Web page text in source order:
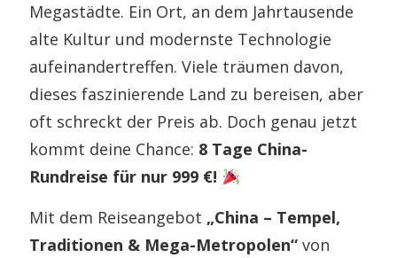
Megastädte. Ein Ort, an dem Jahrtausende
alte Kultur und modernste Technologie
aufeinandertreffen. Viele träumen davon,
dieses faszinierende Land zu bereisen, aber
oft schreckt der Preis ab. Doch genau jetzt
kommt deine Chance: 8 Tage China-
Rundreise für nur 999 €!
Mit dem Reiseangebot „China – Tempel,
Traditionen & Mega-Metropolen“ von